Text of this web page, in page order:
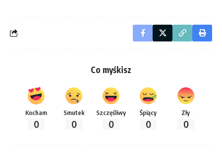
Co myśkisz
Kocham
0
Smutek
0
Szczęśliwy
0
Śpiący
0
Zły
0